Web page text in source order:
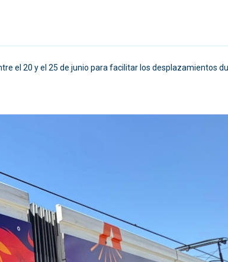
el 20 y el 25 de junio para facilitar los desplazamientos